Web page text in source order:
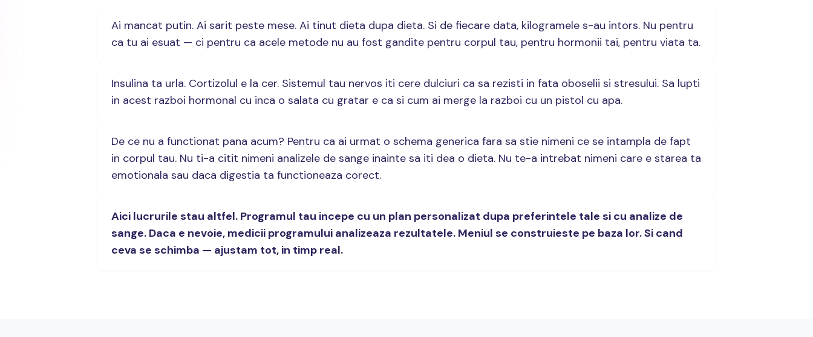
Ai mancat putin. Ai sarit peste mese. Ai tinut dieta dupa dieta. Si de fiecare data, kilogramele s-au intors. Nu pentru
ca tu ai esuat — ci pentru ca acele metode nu au fost gandite pentru corpul tau, pentru hormonii tai, pentru viata ta.
Insulina ta urla. Cortizolul e la cer. Sistemul tau nervos iti cere dulciuri ca sa rezisti in fata oboselii si stresului. Sa lupti
in acest razboi hormonal cu inca o salata cu gratar e ca si cum ai merge la razboi cu un pistol cu apa.
De ce nu a functionat pana acum? Pentru ca ai urmat o schema generica fara sa stie nimeni ce se intampla de fapt
in corpul tau. Nu ti-a citit nimeni analizele de sange inainte sa iti dea o dieta. Nu te-a intrebat nimeni care e starea ta
emotionala sau daca digestia ta functioneaza corect.
Aici lucrurile stau altfel. Programul tau incepe cu un plan personalizat dupa preferintele tale si cu analize de
sange. Daca e nevoie, medicii programului analizeaza rezultatele. Meniul se construieste pe baza lor. Si cand
ceva se schimba — ajustam tot, in timp real.